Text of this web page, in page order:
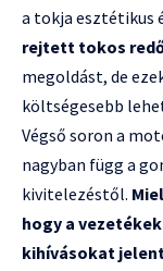
a tokja esztétikus
rejtett tokos
megoldást, de
költségesebb
Végső soron a
nagyban függ a
kivitelezéstől.
hogy a
kihívásokat